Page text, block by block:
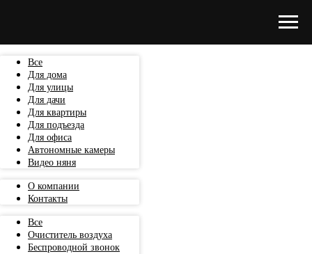
Все
Для дома
Для улицы
Для дачи
Для квартиры
Для подъезда
Для офиса
Автономные камеры
Видео няня
О компании
Контакты
Все
Очиститель воздуха
Беспроводной звонок